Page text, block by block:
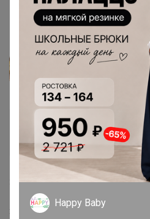
Diana Uskova
Кандидат в
3 мая, 2021 10:32
Здравствуйте ,я вам в личку
Happy Baby